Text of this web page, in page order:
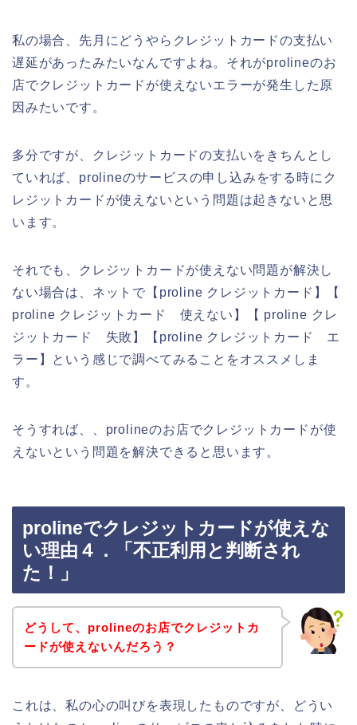
私の場合、先月にどうやらクレジットカードの支払い
遅延があったみたいなんですよね。それがprolineのお
店でクレジットカードが使えないエラーが発生した原
因みたいです。
多分ですが、クレジットカードの支払いをきちんとし
ていれば、prolineのサービスの申し込みをする時にク
レジットカードが使えないという問題は起きないと思
います。
それでも、クレジットカードが使えない問題が解決し
ない場合は、ネットで【proline クレジットカード】【
proline クレジットカード 使えない】【 proline クレ
ジットカード 失敗】【proline クレジットカード エ
ラー】という感じで調べてみることをオススメしま
す。
そうすれば、、prolineのお店でクレジットカードが使
えないという問題を解決できると思います。
prolineでクレジットカードが使えな
い理由４．「不正利用と判断され
た！」
どうして、prolineのお店でクレジットカ
ードが使えないんだろう？
これは、私の心の叫びを表現したものですが、どうい